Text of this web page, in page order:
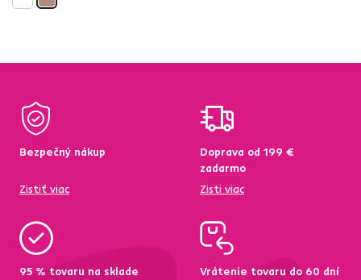
Bezpečný nákup
Zistiť viac
Doprava od 199 €
zadarmo
Zisti viac
95 % tovaru na sklade
Vrátenie tovaru do 60 dní